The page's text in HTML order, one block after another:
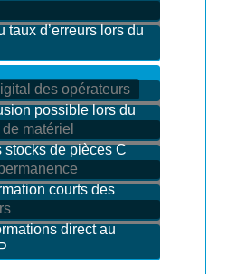
taux d’erreurs lors du
des opérateurs
possible lors du
matériel
stocks de pièces C
courts des
direct au